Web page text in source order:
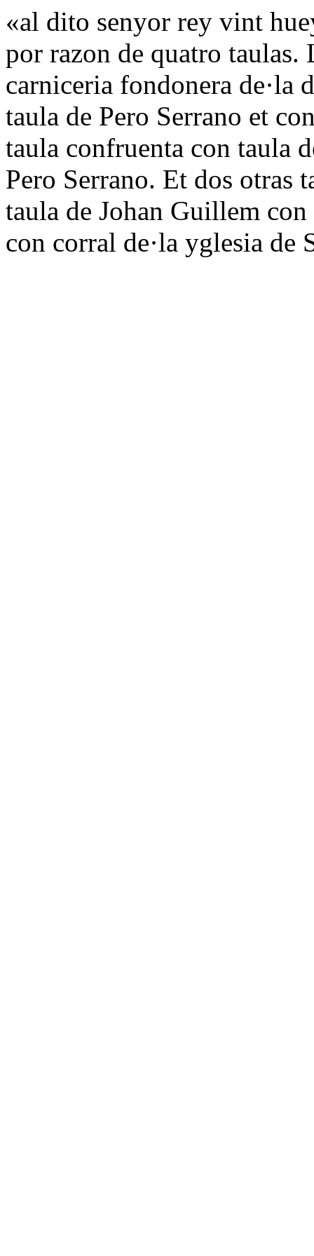
«al dito senyor rey vint
por razon de quatro taulas.
carniceria fondonera de·la
taula de Pero Serrano et
taula confruenta con taula
Pero Serrano. Et dos otras
taula de Johan Guillem
con corral de·la yglesia de